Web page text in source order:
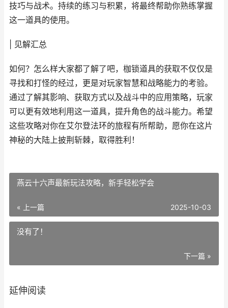
技巧与战术。持续的练习与积累，将最终帮助你熟练掌握
这一道具的使用。
| 见解汇总
如何？怎么样大家都了解了吧，枷锁道具的获取不仅仅是
寻找和打怪的经过，更是对玩家智慧和战略能力的考验。
通过了解其影响、获取方式以及战斗中的应用策略，玩家
可以更有效地利用这一道具，提升角色的战斗能力。希望
这些攻略对你在艾尔登法环的旅程有所帮助，愿你在这片
神秘的大陆上披荆斩棘，取得胜利！
燕云十六声最新玩法攻略，新手轻松学会
« 上一篇 2025-10-03
没有了！
下一篇 »
延伸阅读